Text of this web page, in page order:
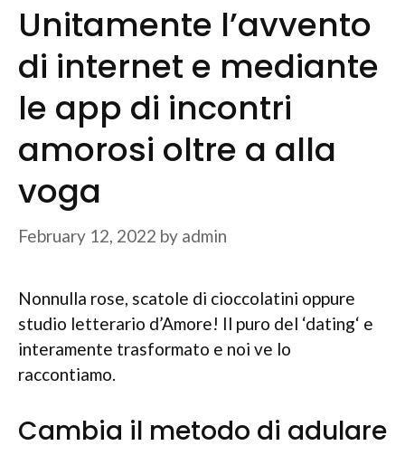
Unitamente l’avvento
di internet e mediante
le app di incontri
amorosi oltre a alla
voga
February 12, 2022 by admin
Nonnulla rose, scatole di cioccolatini oppure
studio letterario d’Amore! Il puro del ‘dating‘ e
interamente trasformato e noi ve lo
raccontiamo.
Cambia il metodo di adulare